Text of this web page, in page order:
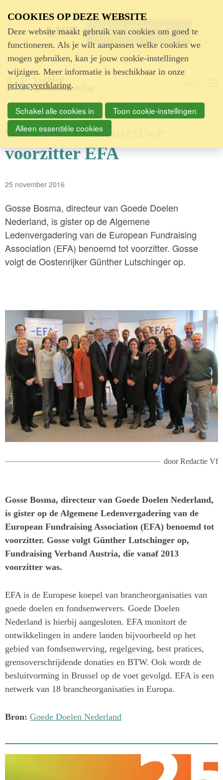
Advertentie
Gosse Bosma nieuwe
voorzitter EFA
25 november 2016
Gosse Bosma, directeur van Goede Doelen
Nederland, is gister op de Algemene
Ledenvergadering van de European Fundraising
Association (EFA) benoemd tot voorzitter. Gosse
volgt de Oostenrijker Günther Lutschinger op.
doorRedactie Vf
Gosse Bosma, directeur van Goede Doelen Nederland,
is gister op de Algemene Ledenvergadering van de
European Fundraising Association (EFA) benoemd tot
voorzitter. Gosse volgt Günther Lutschinger op,
Fundraising Verband Austria, die vanaf 2013
voorzitter was.
EFA is de Europese koepel van brancheorganisaties van
goede doelen en fondsenwervers. Goede Doelen
Nederland is hierbij aangesloten. EFA monitort de
ontwikkelingen in andere landen bijvoorbeeld op het
gebied van fondsenwerving, regelgeving, best pratices,
grensoverschrijdende donaties en BTW. Ook wordt de
besluitvorming in Brussel op de voet gevolgd. EFA is een
netwerk van 18 brancheorganisaties in Europa.
Bron: Goede Doelen Nederland
COOKIES OP DEZE WEBSITE
Deze website maakt gebruik van cookies om goed te
functioneren. Als je wilt aanpassen welke cookies we
mogen gebruiken, kan je jouw cookie-instellingen
wijzigen. Meer informatie is beschikbaar in onze
privacyverklaring.
Schakel alle cookies in
Toon cookie-instellingen
Alleen essentiële cookies